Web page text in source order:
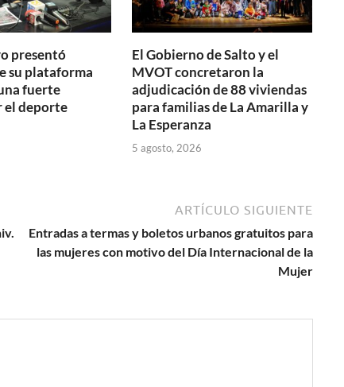
presentó
su plataforma
fuerte
el deporte
El Gobierno de Salto y el
MVOT concretaron la
adjudicación de 88 viviendas
para familias de La Amarilla y
La Esperanza
5 agosto, 2026
ARTÍCULO SIGUIENTE
Entradas a termas y boletos urbanos gratuitos para
las mujeres con motivo del Día Internacional de la
Mujer